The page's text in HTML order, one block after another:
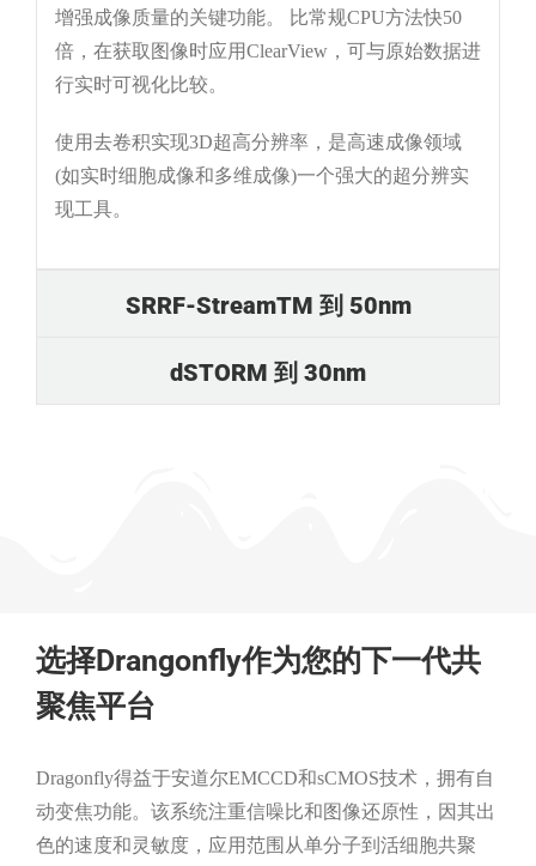
增强成像质量的关键功能。 比常规CPU方法快50
倍，在获取图像时应用ClearView，可与原始数据进
行实时可视化比较。
使用去卷积实现3D超高分辨率，是高速成像领域
(如实时细胞成像和多维成像)一个强大的超分辨实
现工具。
SRRF-StreamTM 到 50nm
dSTORM 到 30nm
选择Drangonfly作为您的下一代共
聚焦平台
Dragonfly得益于安道尔EMCCD和sCMOS技术，拥有自
动变焦功能。该系统注重信噪比和图像还原性，因其出
色的速度和灵敏度，应用范围从单分子到活细胞共聚